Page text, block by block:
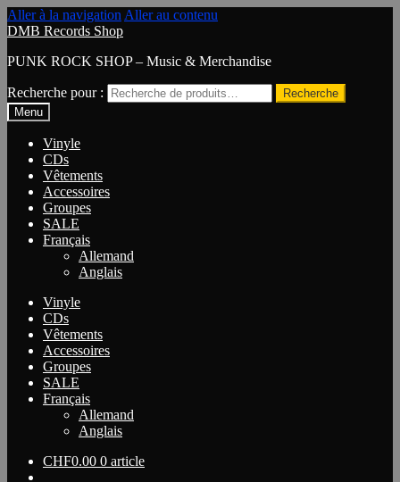
Aller à la navigation Aller au contenu
DMB Records Shop
PUNK ROCK SHOP – Music & Merchandise
Recherche pour :
Recherche
Menu
Vinyle
CDs
Vêtements
Accessoires
Groupes
SALE
Français
Allemand
Anglais
Vinyle
CDs
Vêtements
Accessoires
Groupes
SALE
Français
Allemand
Anglais
CHF0.00 0 article